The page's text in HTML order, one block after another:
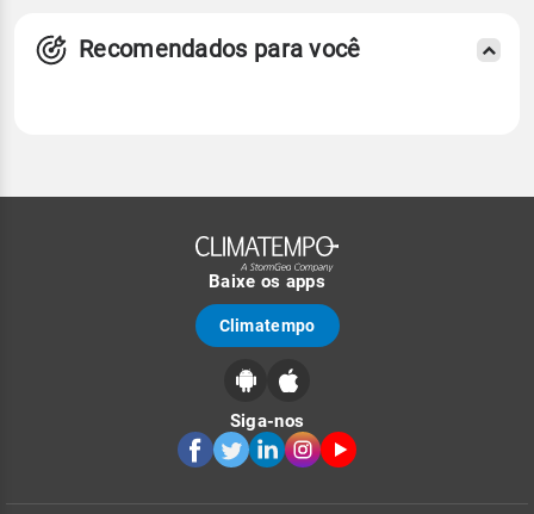
Recomendados para você
Baixe os apps
Climatempo
Siga-nos